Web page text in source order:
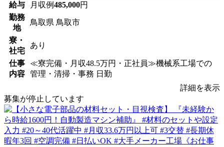
給与 月収例485,000円
勤務
地
鳥取県 鳥取市
寮・
社宅
あり
仕事
内容
≪寮完備・月収48.5万円・正社員≫機械系工場での
管理・清掃・事務 日勤
詳細を表示
募集が停止しています